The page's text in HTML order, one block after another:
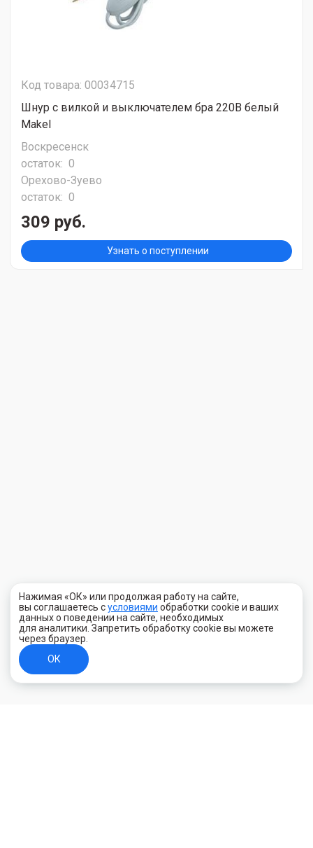
Код товара: 00034715
Шнур с вилкой и выключателем бра 220В белый
Makel
Воскресенск
остаток: 0
Орехово-Зуево
остаток: 0
309 руб.
Узнать о поступлении
Нажимая «ОК» или продолжая работу на сайте,
вы соглашаетесь сусловиями обработки cookie и ваших
данных о поведении на сайте, необходимых
для аналитики. Запретить обработку cookie вы можете
через браузер.
ОК